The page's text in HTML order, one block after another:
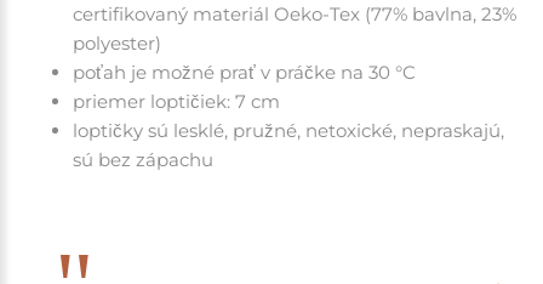
certifikovaný materiál Oeko-Tex (77% bavlna, 23%
polyester)
poťah je možné prať v práčke na 30 °C
priemer loptičiek: 7 cm
loptičky sú lesklé, pružné, netoxické, nepraskajú,
sú bez zápachu